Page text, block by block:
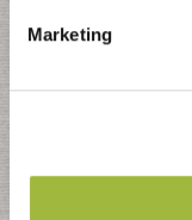
Marketing